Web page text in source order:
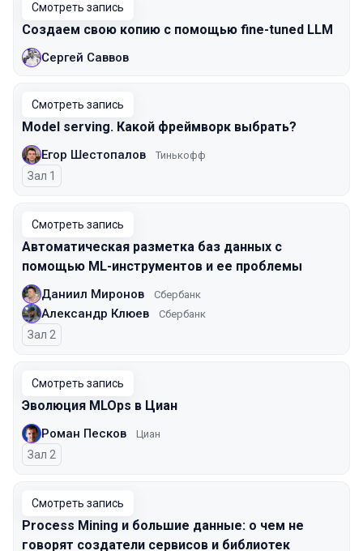
Смотреть запись
Создаем свою копию с помощью fine-tuned LLM
Сергей Саввов
Смотреть запись
Model serving. Какой фреймворк выбрать?
Егор Шестопалов Тинькофф
Зал 1
Смотреть запись
Автоматическая разметка баз данных с
помощью ML-инструментов и ее проблемы
Даниил Миронов Сбербанк
Александр Клюев Сбербанк
Зал 2
Смотреть запись
Эволюция MLOps в Циан
Роман Песков Циан
Зал 2
Смотреть запись
Process Mining и большие данные: о чем не
говорят создатели сервисов и библиотек